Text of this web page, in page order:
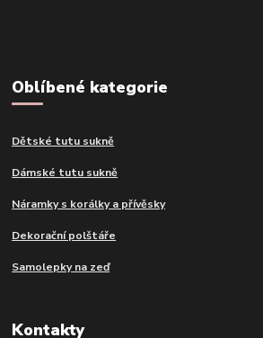
Oblíbené kategorie
Dětské tutu sukně
Dámské tutu sukně
Náramky s korálky a přívěsky
Dekorační polštáře
Samolepky na zeď
Kontakty